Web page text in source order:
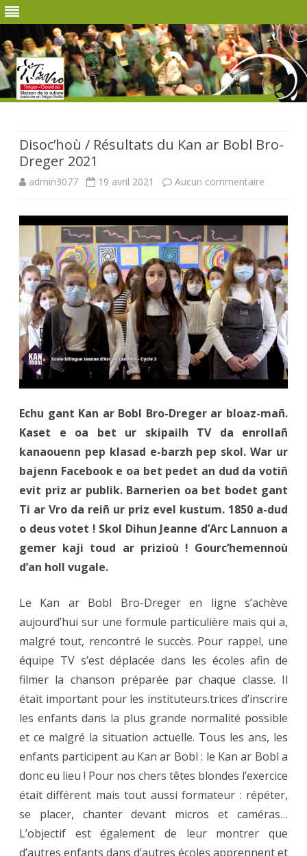
Disoc’hoù / Résultats du Kan ar Bobl Bro-
Dreger 2021
admin3077 19 avril 2021 Aucun commentaire
/
Résultats
du
Kan
ar
Bobl
Bro-
2021
Echu gant Kan ar Bobl Bro-Dreger ar bloaz-mañ.
Kaset e oa bet ur skipailh TV da enrollañ
kanaouenn pep klasad e-barzh pep skol. War ur
bajenn Facebook e oa bet pedet an dud da votiñ
evit priz ar publik. Barnerien oa bet bodet gant
Ti ar Vro da reiñ ur priz evel kustum. 1850 a-dud
o deus votet ! Skol Dihun Jeanne d’Arc Lannuon a
gemer kaji toud ar prizioù ! Gourc’hemennoù
d’an holl vugale.
Le Kan ar Bobl Bro-Dreger en ligne s’achève
aujourd’hui sur une formule particulière mais qui a,
malgré tout, rencontré le succès. Pour rappel, une
équipe TV s’est déplacée dans les écoles afin de
filmer la chanson préparée par chaque classe. Il
était important pour les instituteurs.trices d’inscrire
les enfants dans la plus grande normalité possible
et ce malgré la situation actuelle. Tous les ans, les
enfants participent au Kan ar Bobl : le Kan ar Bobl a
donc eu lieu ! Pour nos chers têtes blondes l’exercice
était différent mais tout aussi formateur : répéter,
se placer, chanter devant micros et caméras…
L’objectif est également de leur montrer que
d’autres enfants dans d’autres écoles apprennent et